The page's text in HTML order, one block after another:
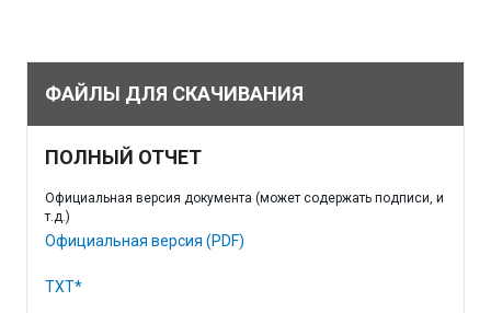
ФАЙЛЫ ДЛЯ СКАЧИВАНИЯ
ПОЛНЫЙ ОТЧЕТ
Официальная версия документа (может содержать подписи, и
т.д.)
Официальная версия (PDF)
TXT*